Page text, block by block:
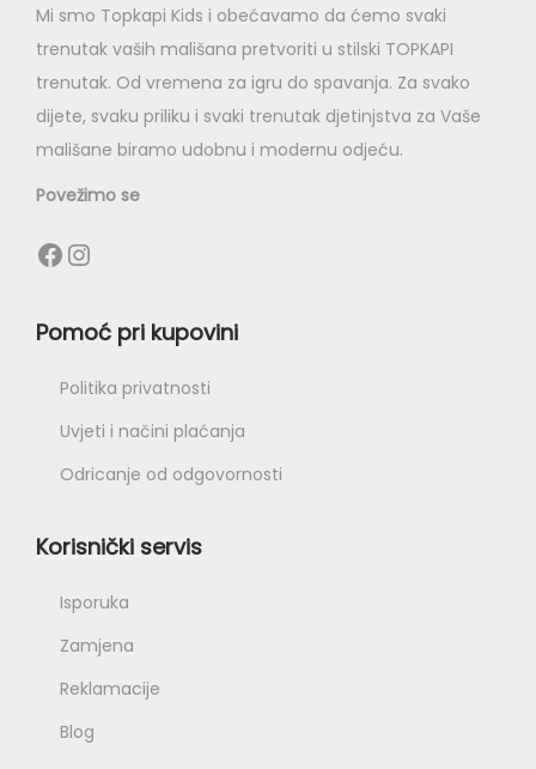
Mi smo Topkapi Kids i obećavamo da ćemo svaki
trenutak vaših mališana pretvoriti u stilski TOPKAPI
trenutak. Od vremena za igru do spavanja. Za svako
dijete, svaku priliku i svaki trenutak djetinjstva za Vaše
mališane biramo udobnu i modernu odjeću.
Povežimo se
Pomoć pri kupovini
Politika privatnosti
Uvjeti i načini plaćanja
Odricanje od odgovornosti
Korisnički servis
Isporuka
Zamjena
Reklamacije
Blog